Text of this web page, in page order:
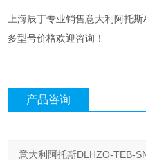
上海辰丁专业销售意大利阿托
多型号价格欢迎咨询！
产品咨询